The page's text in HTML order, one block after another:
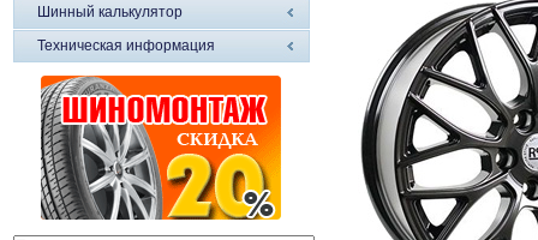
Шинный калькулятор
Техническая информация